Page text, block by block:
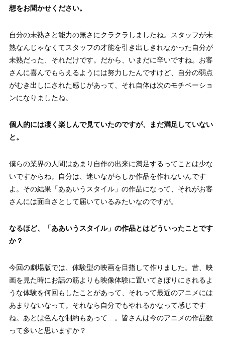
想をお聞かせください。
自分の未熟さと能力の無さにクラクラしましたね。スタッフが未
熟なんじゃなくてスタッフの才能を引き出しきれなかった自分が
未熟だった、それだけです。だから、いまだに辛いですね。お客
さんに喜んでもらえるようには努力したんですけど、自分の弱点
がむき出しにされた感じがあって、それ自体は次のモチベーショ
ンになりましたね。
個人的には凄く楽しんで見ていたのですが、まだ満足していない
と。
僕らの業界の人間はあまり自作の出来に満足するってことは少な
いですからね。自分は、迷いながらしか作品を作れないんです
よ。その結果「ああいうスタイル」の作品になって、それがお客
さんには面白さとして届いているみたいなのですが。
なるほど、 「ああいうスタイル」 の作品とはどういったことです
か？
今回の劇場版では、体験型の映画を目指して作りました。昔、映
画を見た時にお話の筋よりも映像体験に置いてきぼりにされるよ
うな体験を何回もしたことがあって、それって最近のアニメには
あまりないなって。それなら自分でもやれるかなって感じです
ね。あとは色んな制約もあって…。皆さんは今のアニメの作品数
って多いと思いますか？